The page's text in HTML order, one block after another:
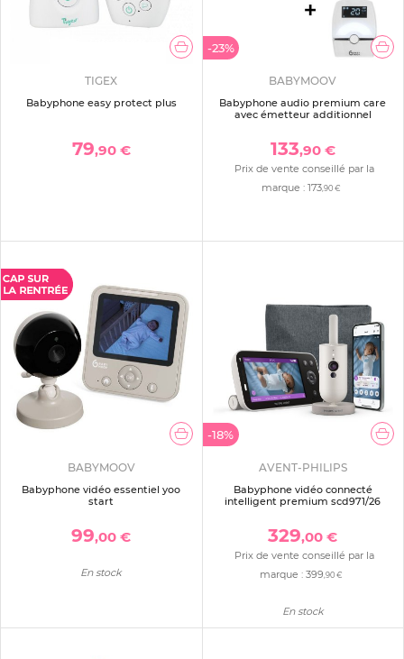
TIGEX
Babyphone easy protect plus
79,90 €
-23%
BABYMOOV
Babyphone audio premium care
avec émetteur additionnel
133,90 €
Prix de vente conseillé par la
marque : 173,90 €
BABYMOOV
Babyphone vidéo essentiel yoo
start
99,00 €
En stock
-18%
AVENT-PHILIPS
Babyphone vidéo connecté
intelligent premium scd971/26
329,00 €
Prix de vente conseillé par la
marque : 399 ,90 €
En stock